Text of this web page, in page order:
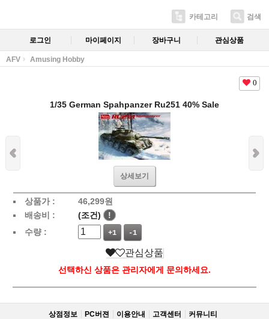
카테고리 검색
로그인 마이페이지 장바구니 관심상품
AFV Amusing Hobby
0
1/35 German Spahpanzer Ru251 40% Sale
상세보기
상품가 : 46,299원
배송비 :
(조건)
!
수량 :
+1 -1
관심상품
선택하신 상품은 관리자에게 문의하세요.
상점정보 PC버젼 이용안내 고객센터 커뮤니티